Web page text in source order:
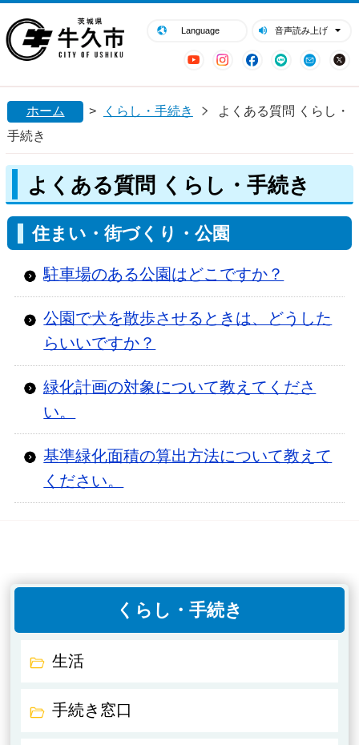
Language 音声読み上げ
YouTubeInstagram
Facebook
LINE Mail
閉じる
ホーム > くらし・手続き
よくある質問 くらし・
手続き
よくある質問 くらし・手続き
住まい・街づくり・公園
駐車場のある公園はどこですか？
公園で犬を散歩させるときは、どうした
らいいですか？
緑化計画の対象について教えてくださ
い。
基準緑化面積の算出方法について教えて
ください。
くらし・手続き
生活
手続き窓口